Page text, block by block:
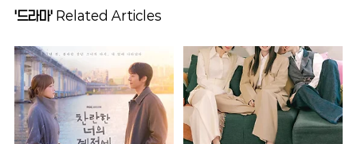
'드라마' Related Articles